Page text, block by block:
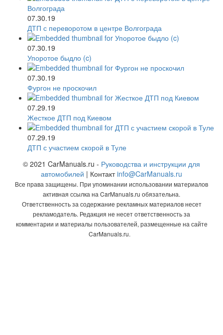
07.30.19
ДТП с переворотом в центре Волгограда
07.30.19
Упоротое быдло (c)
07.30.19
Фургон не проскочил
07.29.19
Жесткое ДТП под Киевом
07.29.19
ДТП с участием скорой в Туле
© 2021 CarManuals.ru - Руководства и инструкции для
автомобилей | Контактinfo@CarManuals.ru
Все права защищены. При упоминании использовании материалов
активная ссылка на CarManuals.ru обязательна.
Ответственность за содержание рекламных материалов несет
рекламодатель. Редакция не несет ответственность за
комментарии и материалы пользователей, размещенные на сайте
CarManuals.ru.